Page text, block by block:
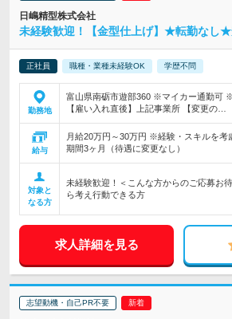
日嶋精型株式会社
未経験歓迎！【金型仕上げ】★転勤なし★
正社員 職種・業種未経験OK 学歴不問
勤務地
富山県南砺市遊部360 ※マイカー通勤可
【雇い入れ直後】上記事業所 【変更の…
給与
月給20万円～30万円 ※経験・スキルを
期間3ヶ月（待遇に変更なし）
対象と
なる方
未経験歓迎！＜こんな方からのご応募お
ら考え行動できる方
求人詳細を見る
志望動機・自己PR不要